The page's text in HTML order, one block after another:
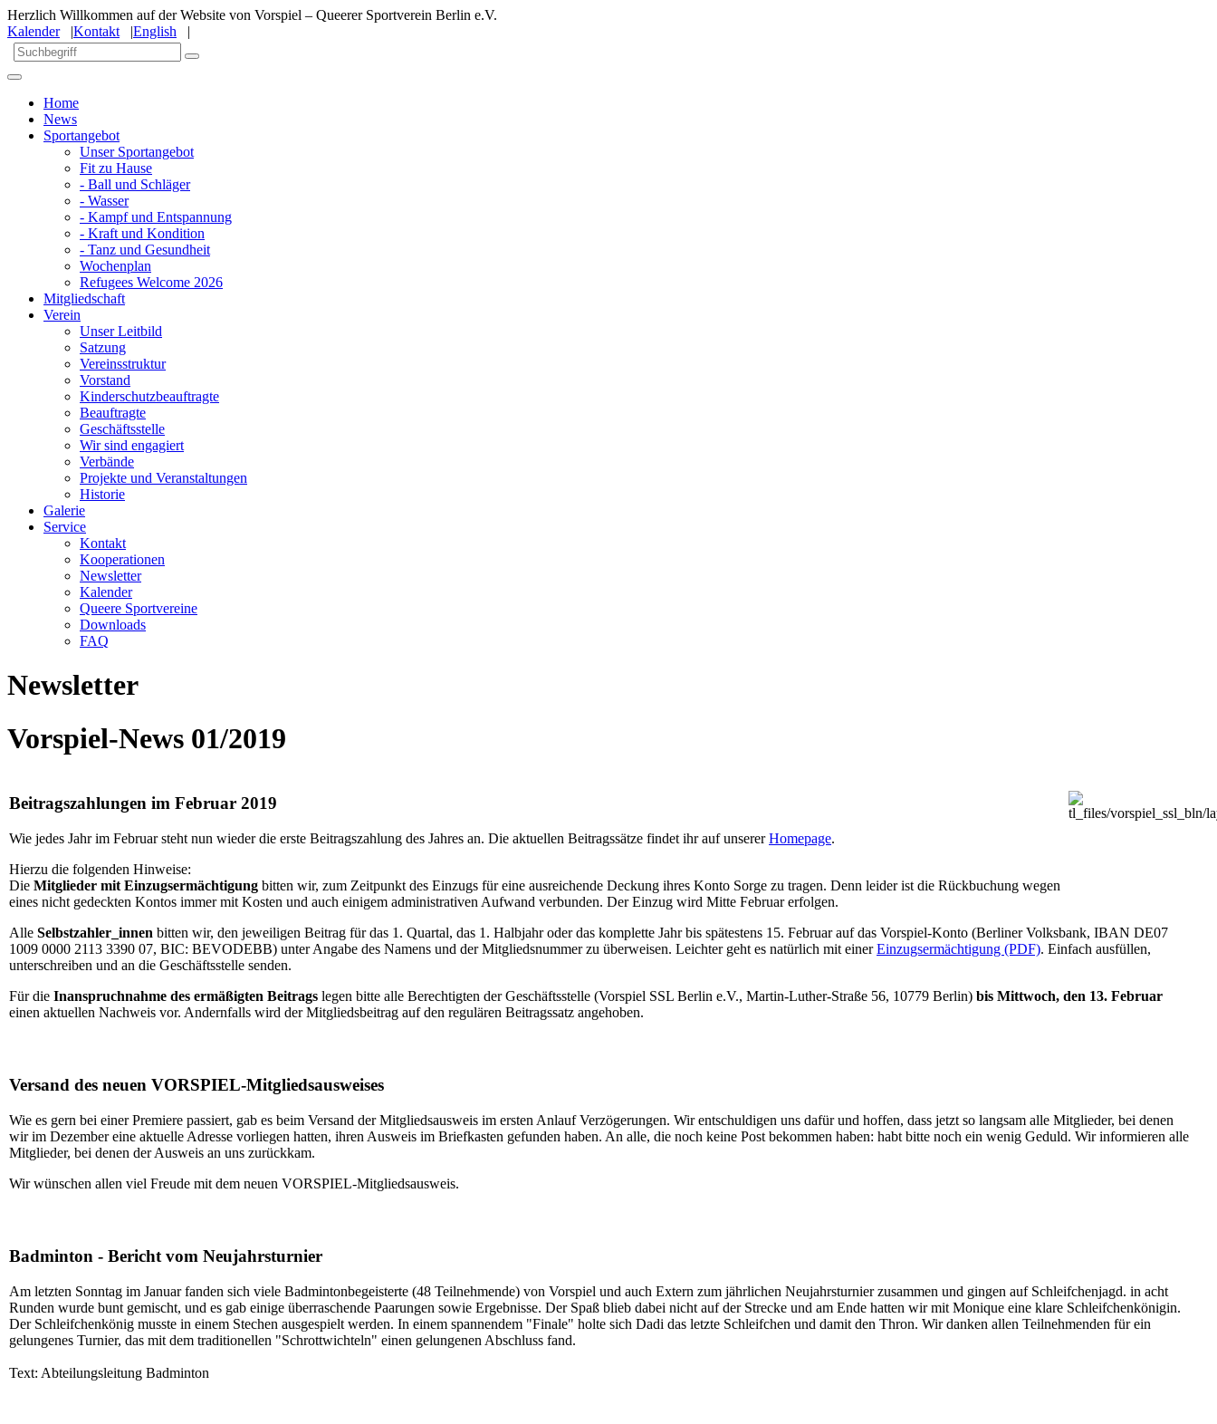
Herzlich Willkommen auf der Website von Vorspiel – Queerer Sportverein Berlin e.V.
Kalender|Kontakt |English |
Home
News
Sportangebot
Unser Sportangebot
Fit zu Hause
- Ball und Schläger
- Wasser
- Kampf und Entspannung
- Kraft und Kondition
- Tanz und Gesundheit
Wochenplan
Refugees Welcome 2026
Mitgliedschaft
Verein
Unser Leitbild
Satzung
Vereinsstruktur
Vorstand
Kinderschutzbeauftragte
Beauftragte
Geschäftsstelle
Wir sind engagiert
Verbände
Projekte und Veranstaltungen
Historie
Galerie
Service
Kontakt
Kooperationen
Newsletter
Kalender
Queere Sportvereine
Downloads
FAQ
Newsletter
Vorspiel-News 01/2019
Beitragszahlungen im Februar 2019
Wie jedes Jahr im Februar steht nun wieder die erste Beitragszahlung des Jahres an. Die aktuellen Beitragssätze findet ihr auf unsererHomepage.
Hierzu die folgenden Hinweise:
Die Mitglieder mit Einzugsermächtigung bitten wir, zum Zeitpunkt des Einzugs für eine ausreichende Deckung ihres Konto Sorge zu tragen. Denn leider ist die Rückbuchung wegen
eines nicht gedeckten Kontos immer mit Kosten und auch einigem administrativen Aufwand verbunden. Der Einzug wird Mitte Februar erfolgen.
Alle Selbstzahler_innen bitten wir, den jeweiligen Beitrag für das 1. Quartal, das 1. Halbjahr oder das komplette Jahr bis spätestens 15. Februar auf das Vorspiel-Konto (Berliner Volksbank, IBAN DE07
1009 0000 2113 3390 07, BIC: BEVODEBB) unter Angabe des Namens und der Mitgliedsnummer zu überweisen. Leichter geht es natürlich mit einerEinzugsermächtigung (PDF). Einfach ausfüllen,
unterschreiben und an die Geschäftsstelle senden.
Für die Inanspruchnahme des ermäßigten Beitrags legen bitte alle Berechtigten der Geschäftsstelle (Vorspiel SSL Berlin e.V., Martin-Luther-Straße 56, 10779 Berlin) bis Mittwoch, den 13. Februar
einen aktuellen Nachweis vor. Andernfalls wird der Mitgliedsbeitrag auf den regulären Beitragssatz angehoben.
Versand des neuen VORSPIEL-Mitgliedsausweises
Wie es gern bei einer Premiere passiert, gab es beim Versand der Mitgliedsausweis im ersten Anlauf Verzögerungen. Wir entschuldigen uns dafür und hoffen, dass jetzt so langsam alle Mitglieder, bei denen
wir im Dezember eine aktuelle Adresse vorliegen hatten, ihren Ausweis im Briefkasten gefunden haben. An alle, die noch keine Post bekommen haben: habt bitte noch ein wenig Geduld. Wir informieren alle
Mitglieder, bei denen der Ausweis an uns zurückkam.
Wir wünschen allen viel Freude mit dem neuen VORSPIEL-Mitgliedsausweis.
Badminton - Bericht vom Neujahrsturnier
Am letzten Sonntag im Januar fanden sich viele Badmintonbegeisterte (48 Teilnehmende) von Vorspiel und auch Extern zum jährlichen Neujahrsturnier zusammen und gingen auf Schleifchenjagd. in acht
Runden wurde bunt gemischt, und es gab einige überraschende Paarungen sowie Ergebnisse. Der Spaß blieb dabei nicht auf der Strecke und am Ende hatten wir mit Monique eine klare Schleifchenkönigin.
Der Schleifchenkönig musste in einem Stechen ausgespielt werden. In einem spannendem "Finale" holte sich Dadi das letzte Schleifchen und damit den Thron. Wir danken allen Teilnehmenden für ein
gelungenes Turnier, das mit dem traditionellen "Schrottwichteln" einen gelungenen Abschluss fand.
Text: Abteilungsleitung Badminton